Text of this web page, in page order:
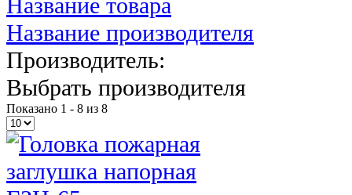
Название производителя
Производитель:
Выбрать производителя
Показано 1 - 8 из 8